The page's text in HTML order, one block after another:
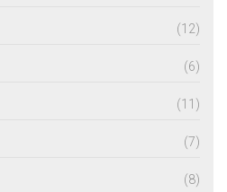
(12)
(6)
(11)
(7)
(8)